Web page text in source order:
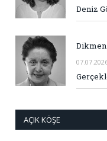
Deniz
Dikmen
AÇIK KÖŞE